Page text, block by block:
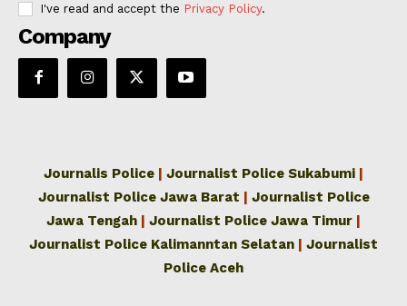
I've read and accept the Privacy Policy.
Company
Journalis Police | Journalist Police Sukabumi |
Journalist Police Jawa Barat | Journalist Police
Jawa Tengah | Journalist Police Jawa Timur |
Journalist Police Kalimanntan Selatan | Journalist
Police Aceh